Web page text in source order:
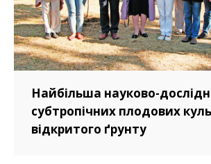
Найбільша науково-
субтропічних плодових
відкритого ґрунту